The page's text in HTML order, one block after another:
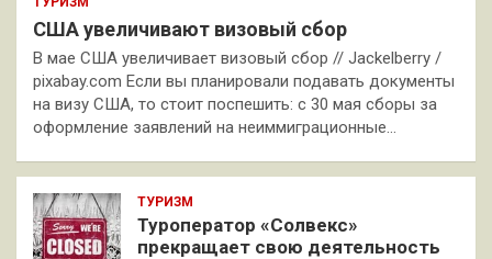
США увеличивают визовый сбор
В мае США увеличивает визовый сбор // Jackelberry /
pixabay.com Если вы планировали подавать документы
на визу США, то стоит поспешить: с 30 мая сборы за
оформление заявлений на неиммиграционные…
ТУРИЗМ
Туроператор «Солвекс»
прекращает свою деятельность